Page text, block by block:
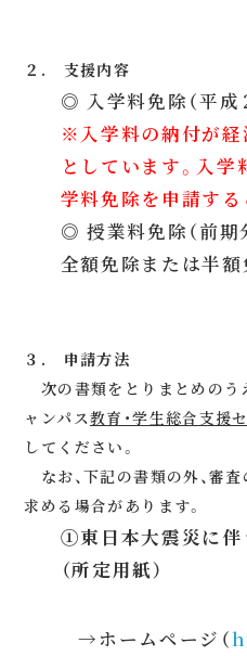
２. 支援内容
◎ 入学料免除（平成
※入学料の納付が経
としています。入学
学料免除を申請する
◎ 授業料免除（前期
全額免除または半額
３. 申請方法
次の書類をとりまとめのう
ャンパス教育・学生総合支援
してください。
なお、下記の書類の外、審
求める場合があります。
①東日本大震災に伴
（所定用紙）
→ホームページ（